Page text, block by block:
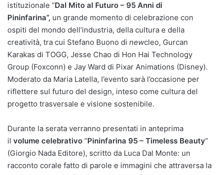
istituzionale “Dal Mito al Futuro – 95 Anni di
Pininfarina”, un grande momento di celebrazione con
ospiti del mondo dell’industria, della cultura e della
creatività, tra cui Stefano Buono di newcleo, Gurcan
Karakas di TOGG, Jesse Chao di Hon Hai Technology
Group (Foxconn) e Jay Ward di Pixar Animations (Disney).
Moderato da Maria Latella, l’evento sarà l’occasione per
riflettere sul futuro del design, inteso come cultura del
progetto trasversale e visione sostenibile.
Durante la serata verranno presentati in anteprima
il volume celebrativo “Pininfarina 95 – Timeless Beauty”
(Giorgio Nada Editore), scritto da Luca Dal Monte: un
racconto corale fatto di parole e immagini che attraversa la